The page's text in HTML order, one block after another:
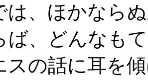
、ほかなら
ば、どんなも
スの話に耳を